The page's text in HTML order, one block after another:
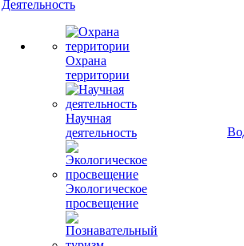
Деятельность
Охрана
территории
Научная
деятельность
Экологическое
просвещение